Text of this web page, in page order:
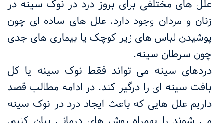
علل های مختلفی برای بروز درد در نوک سینه در
زنان و مردان وجود دارد. علل های ساده ای چون
پوشیدن لباس های زیر کوچک یا بیماری های جدی
چون سرطان سینه.
دردهای سینه می تواند فقط نوک سینه یا کل
بافت سینه ای را درگیر کند. در ادامه مطالب قصد
داریم علل هایی که باعث ایجاد درد در نوک سینه